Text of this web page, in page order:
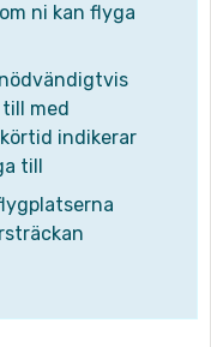
ni kan flyga
med
indikerar
till